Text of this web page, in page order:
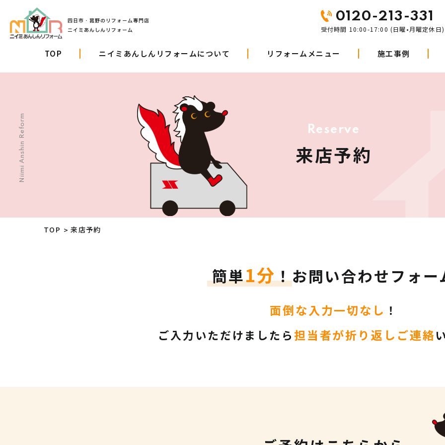
0120-213-331
受付時間 10:00-17:00 (日曜•月曜定休日)
TOP ニイミあんしんリフォームについて リフォームメニュー 施工事例
Niimi Anshin Reform Re se rve
来店予約
TOP 来店予約
簡単1分！お問い合わせフォー
面倒な入力一切なし ！
ご入力いただけましたら 担当者が折り返しご連絡